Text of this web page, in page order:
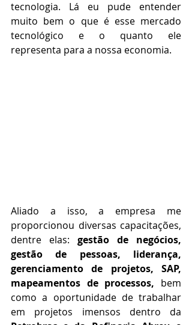
tecnologia. Lá eu pude entender
muito bem o que é esse mercado
tecnológico e o quanto ele
representa para a nossa economia.
Aliado a isso, a empresa me
proporcionou diversas capacitações,
dentre elas: gestão de negócios,
gestão de pessoas, liderança,
gerenciamento de projetos, SAP,
mapeamentos de processos, bem
como a oportunidade de trabalhar